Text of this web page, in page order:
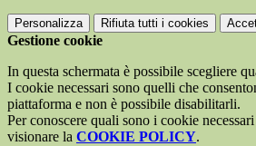
Personalizza Rifiuta tutti i cookies
Gestione cookie
In questa schermata è possibile scegliere
I cookie necessari sono quelli che
piattaforma e non è possibile disabilitarli.
Per conoscere quali sono i cookie
visionare la COOKIE POLICY.